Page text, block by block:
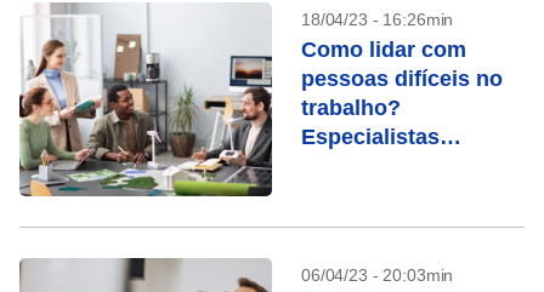
18/04/23 - 16:26min
Como lidar com
pessoas difíceis no
trabalho?
Especialistas
06/04/23 - 20:03min